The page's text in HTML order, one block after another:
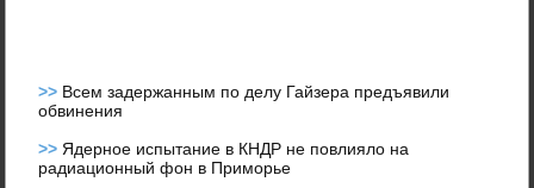
>> Всем задержанным по делу Гайзера предъявили
обвинения
>> Ядерное испытание в КНДР не повлияло на
радиационный фон в Приморье